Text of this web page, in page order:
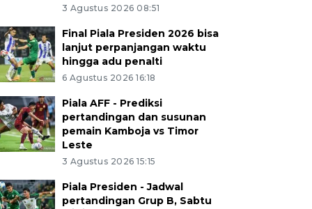
3 Agustus 2026 08:51
Final Piala Presiden 2026 bisa
lanjut perpanjangan waktu
hingga adu penalti
6 Agustus 2026 16:18
Piala AFF - Prediksi
pertandingan dan susunan
pemain Kamboja vs Timor
Leste
3 Agustus 2026 15:15
Piala Presiden - Jadwal
pertandingan Grup B, Sabtu